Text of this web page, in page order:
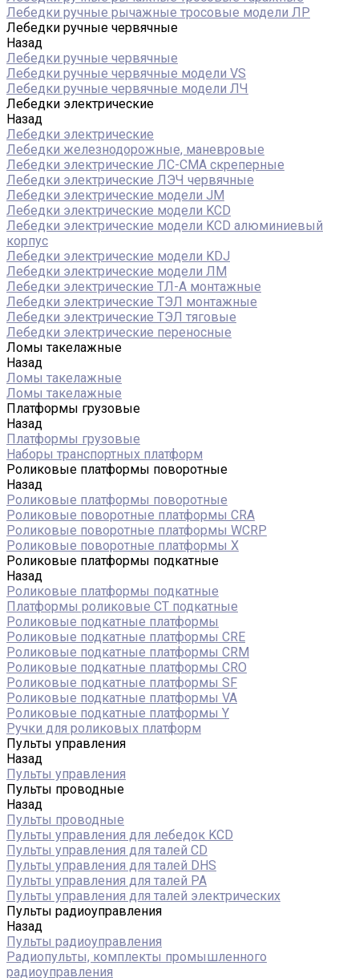
Лебедки ручные рычажные тросовые модели ЛР
Лебедки ручные червячные
Назад
Лебедки ручные червячные
Лебедки ручные червячные модели VS
Лебедки ручные червячные модели ЛЧ
Лебедки электрические
Назад
Лебедки электрические
Лебедки железнодорожные, маневровые
Лебедки электрические ЛС-СМА скреперные
Лебедки электрические ЛЭЧ червячные
Лебедки электрические модели JM
Лебедки электрические модели KCD
Лебедки электрические модели KCD алюминиевый
корпус
Лебедки электрические модели KDJ
Лебедки электрические модели ЛМ
Лебедки электрические ТЛ-А монтажные
Лебедки электрические ТЭЛ монтажные
Лебедки электрические ТЭЛ тяговые
Лебедки электрические переносные
Ломы такелажные
Назад
Ломы такелажные
Ломы такелажные
Платформы грузовые
Назад
Платформы грузовые
Наборы транспортных платформ
Роликовые платформы поворотные
Назад
Роликовые платформы поворотные
Роликовые поворотные платформы CRA
Роликовые поворотные платформы WCRP
Роликовые поворотные платформы X
Роликовые платформы подкатные
Назад
Роликовые платформы подкатные
Платформы роликовые СТ подкатные
Роликовые подкатные платформы
Роликовые подкатные платформы CRE
Роликовые подкатные платформы CRM
Роликовые подкатные платформы CRO
Роликовые подкатные платформы SF
Роликовые подкатные платформы VA
Роликовые подкатные платформы Y
Ручки для роликовых платформ
Пульты управления
Назад
Пульты управления
Пульты проводные
Назад
Пульты проводные
Пульты управления для лебедок KCD
Пульты управления для талей CD
Пульты управления для талей DHS
Пульты управления для талей РА
Пульты управления для талей электрических
Пульты радиоуправления
Назад
Пульты радиоуправления
Радиопульты, комплекты промышленного
радиоуправления